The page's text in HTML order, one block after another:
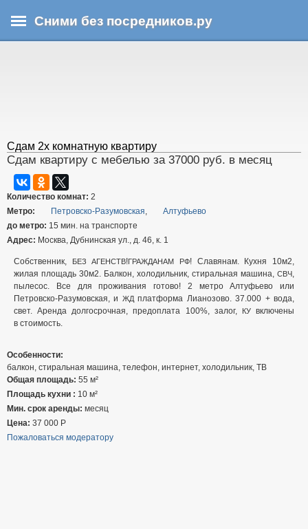
к
основному
Сними без посредников.ру
Сдам 2х комнатную квартиру
Сдам квартиру с мебелью за 37000 руб. в месяц
Количество комнат: 2
Метро:
Петровско-Разумовская,
Алтуфьево
до метро: 15 мин. на транспорте
Адрес: Москва, Дубнинская ул., д. 46, к. 1
Собственник, БЕЗ АГЕНСТВ!ГРАЖДАНАМ РФ! Славянам. Кухня 10м2,
жилая площадь 30м2. Балкон, холодильник, стиральная машина, СВЧ,
пылесос. Все для проживания готово! 2 метро Алтуфьево или
Петровско-Разумовская, и ЖДплатформа Лианозово. 37.000 + вода,
свет. Аренда долгосрочная, предоплата 100%, залог,
КУвключены
в стоимость.
Особенности:
балкон, стиральная машина, телефон, интернет, холодильник, ТВ
Общая площадь: 55 м²
Площадь кухни : 10 м²
Мин. срок аренды: месяц
Цена: 37 000 Р
Пожаловаться модератору